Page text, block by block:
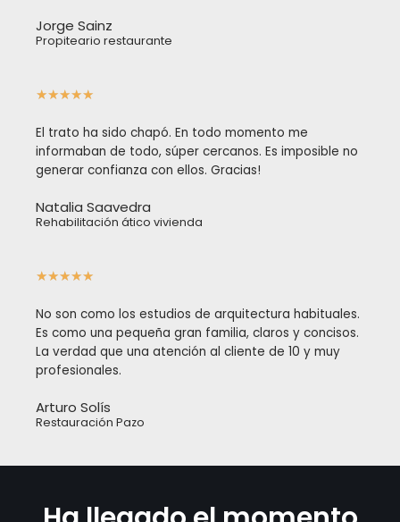
Jorge Sainz
Propiteario restaurante
★★★★★
El trato ha sido chapó. En todo momento me
informaban de todo, súper cercanos. Es imposible no
generar confianza con ellos. Gracias!
Natalia Saavedra
Rehabilitación ático vivienda
★★★★★
No son como los estudios de arquitectura habituales.
Es como una pequeña gran familia, claros y concisos.
La verdad que una atención al cliente de 10 y muy
profesionales.
Arturo Solís
Restauración Pazo